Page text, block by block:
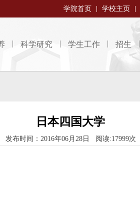
学院首页 学校主页
科学研究 学生工作 招生
日本四国大学
发布时间：2016年06月28日 阅读:17999次